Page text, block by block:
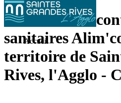
Accueil
Résultats des
sanitaires
territoire de
Rives, l'Agglo -